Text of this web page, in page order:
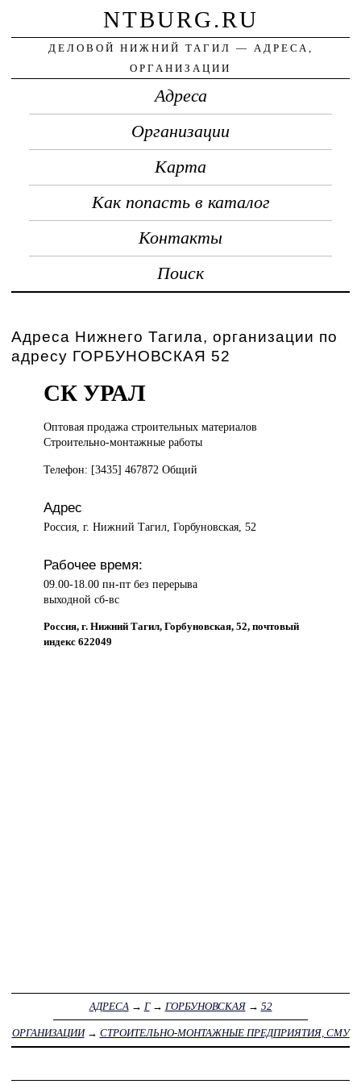
NTBURG.RU
ДЕЛОВОЙ НИЖНИЙ ТАГИЛ — АДРЕСА,
ОРГАНИЗАЦИИ
Адреса
Организации
Карта
Как попасть в каталог
Контакты
Поиск
Адреса Нижнего Тагила, организации по
адресу ГОРБУНОВСКАЯ 52
СК УРАЛ
Оптовая продажастроительных материалов
Строительно-монтажные работы
Телефон: [3435] 467872 Общий
Адрес
Россия, г. Нижний Тагил, Горбуновская, 52
Рабочее время:
09.00-18.00 пн-пт без перерыва
выходной сб-вс
Россия, г. Нижний Тагил, Горбуновская, 52, почтовый
индекс 622049
АДРЕСА→ Г→ ГОРБУНОВСКАЯ→ 52
ОРГАНИЗАЦИИ→ СТРОИТЕЛЬНО-МОНТАЖНЫЕ ПРЕДПРИЯТИЯ, СМУ